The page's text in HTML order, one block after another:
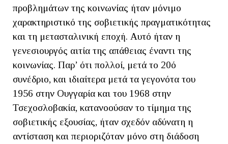
προβλημάτων της κοινωνίας ήταν μόνιμο
χαρακτηριστικό της σοβιετικής πραγματικότητας
και τη μετασταλινική εποχή. Αυτό ήταν η
γενεσιουργός αιτία της απάθειας έναντι της
κοινωνίας. Παρ’ ότι πολλοί, μετά το 20ό
συνέδριο, και ιδιαίτερα μετά τα γεγονότα του
1956 στην Ουγγαρία και του 1968 στην
Τσεχοσλοβακία, κατανοούσαν το τίμημα της
σοβιετικής εξουσίας, ήταν σχεδόν αδύνατη η
αντίσταση και περιοριζόταν μόνο στη διάδοση